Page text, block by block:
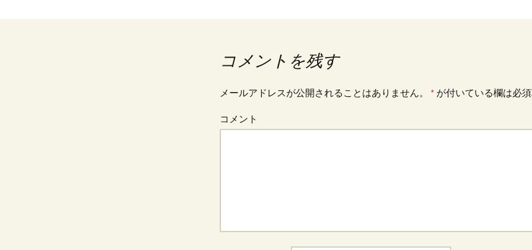
コメントを残す
メールアドレスが公開されることはありません。 * が付いている欄は必
コメント